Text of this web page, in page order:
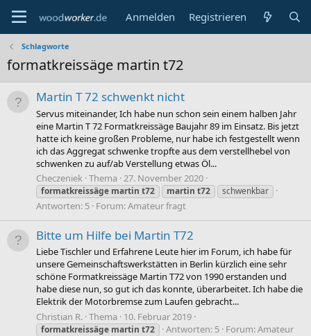
Anmelden Registrieren
Schlagworte
formatkreissäge martin t72
Martin T 72 schwenkt nicht
Servus miteinander, Ich habe nun schon sein einem halben Jahr
eine Martin T 72 Formatkreissäge Baujahr 89 im Einsatz. Bis jetzt
hatte ich keine großen Probleme, nur habe ich festgestellt wenn
ich das Aggregat schwenke tropfte aus dem verstellhebel von
schwenken zu auf/ab Verstellung etwas Öl...
Checzeniek Thema 27. November 2020
formatkreissäge martin t72 martin t72 schwenkbar
Antworten: 5 Forum:Amateur fragt
Bitte um Hilfe bei Martin T72
Liebe Tischler und Erfahrene Leute hier im Forum, ich habe für
unsere Gemeinschaftswerkstätten in Berlin kürzlich eine sehr
schöne Formatkreissäge Martin T72 von 1990 erstanden und
habe diese nun, so gut ich das konnte, überarbeitet. Ich habe die
Elektrik der Motorbremse zum Laufen gebracht...
Christian R. Thema 10. Februar 2019
formatkreissäge martin t72 Antworten: 5 Forum:Amateur